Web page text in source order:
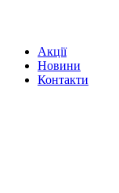
Акції
Новини
Контакти